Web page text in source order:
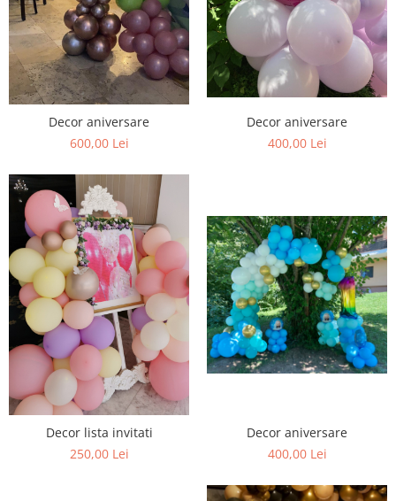
Decor aniversare
600,00 Lei
Decor aniversare
400,00 Lei
Decor lista invitati
250,00 Lei
Decor aniversare
400,00 Lei